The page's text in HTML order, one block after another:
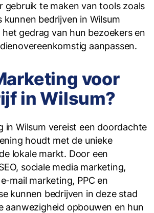
gebruik te maken van tools zoals
kunnen bedrijven in Wilsum
gedrag van hun bezoekers en
aanpassen.
voor
in Wilsum?
in Wilsum vereist een doordachte
houdt met de unieke
lokale markt. Door een
sociale media marketing,
mail marketing, PPC en
kunnen bedrijven in deze stad
aanwezigheid opbouwen en hun